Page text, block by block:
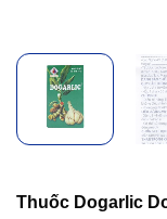
Thuốc Dogarlic